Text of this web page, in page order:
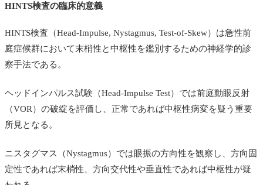
HINTS検査の臨床的意義
HINTS検査（Head-Impulse, Nystagmus, Test-of-Skew）は急性前
庭症候群において末梢性と中枢性を鑑別するための神経学的診
察手法である。
ヘッドインパルス試験（Head-Impulse Test）では前庭動眼反射
（VOR）の破綻を評価し、正常であれば中枢性病変を疑う重要
所見となる。
ニスタグマス（Nystagmus）では眼振の方向性を観察し、方向固
定性であれば末梢性、方向交代性や垂直性であれば中枢性が疑